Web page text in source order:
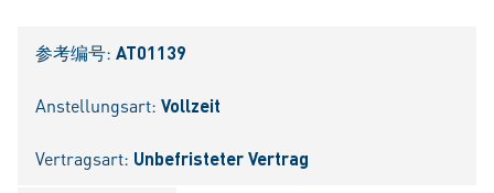
参考编号: AT01139
Anstellungsart: Vollzeit
Vertragsart: Unbefristeter Vertrag